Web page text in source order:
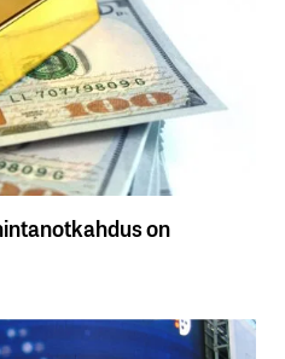
on